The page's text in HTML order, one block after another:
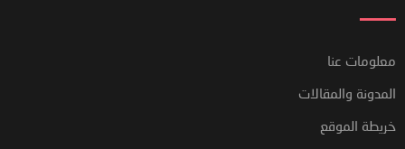
معلومات عنا
المدونة والمقالات
خريطة الموقع